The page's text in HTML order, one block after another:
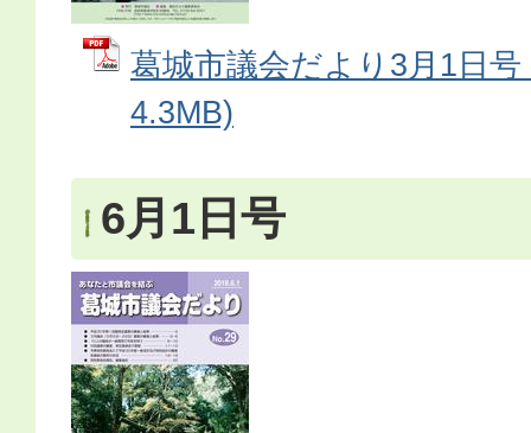
葛城市議会だより3月1日
4.3MB)
6月1日号